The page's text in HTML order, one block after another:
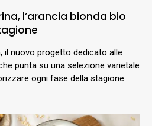
l’arancia bionda bio
il nuovo progetto dedicato alle
punta su una selezione varietale
ogni fase della stagione